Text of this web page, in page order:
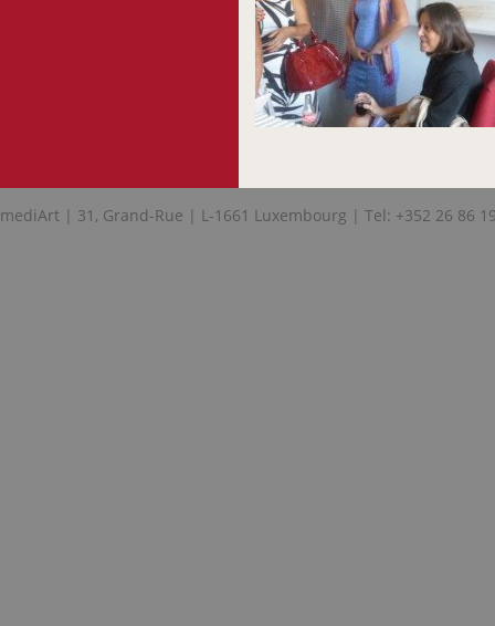
mediArt | 31, Grand-Rue | L-1661 Luxembourg | Tel: +352 26 86